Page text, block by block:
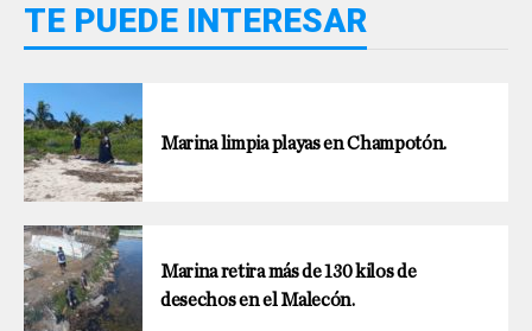
TE PUEDE INTERESAR
Marina limpia playas en Champotón.
Marina retira más de 130 kilos de
desechos en el Malecón.